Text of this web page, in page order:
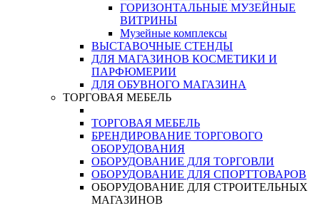
ГОРИЗОНТАЛЬНЫЕ МУЗЕЙНЫЕ
ВИТРИНЫ
Музейные комплексы
ВЫСТАВОЧНЫЕ СТЕНДЫ
ДЛЯ МАГАЗИНОВ КОСМЕТИКИ И
ПАРФЮМЕРИИ
ДЛЯ ОБУВНОГО МАГАЗИНА
ТОРГОВАЯ МЕБЕЛЬ
ТОРГОВАЯ МЕБЕЛЬ
БРЕНДИРОВАНИЕ ТОРГОВОГО
ОБОРУДОВАНИЯ
ОБОРУДОВАНИЕ ДЛЯ ТОРГОВЛИ
ОБОРУДОВАНИЕ ДЛЯ СПОРТТОВАРОВ
ОБОРУДОВАНИЕ ДЛЯ СТРОИТЕЛЬНЫХ
МАГАЗИНОВ